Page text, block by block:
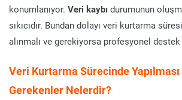
konumlanıyor. Veri kaybı durumunun
sıkıcıdır. Bundan dolayı veri kurtarma
alınmalı ve gerekiyorsa profesyonel
Veri Kurtarma Sürecinde Yapılması
Gerekenler Nelerdir?